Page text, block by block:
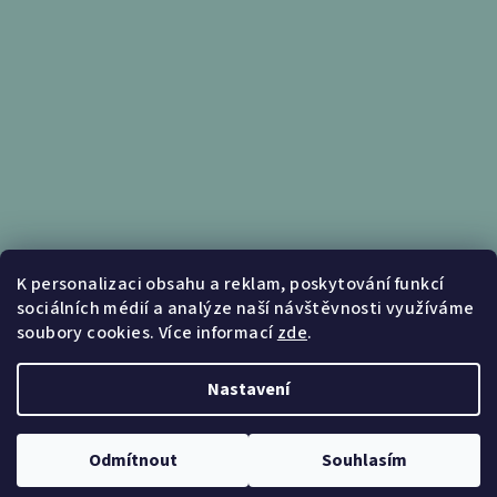
K personalizaci obsahu a reklam, poskytování funkcí
sociálních médií a analýze naší návštěvnosti využíváme
soubory cookies. Více informacízde.
Nastavení
Odmítnout Souhlasím
Informace pro vás
Obchodní podmínky
Upravit nastavení cookies
Vytvořil Shoptet